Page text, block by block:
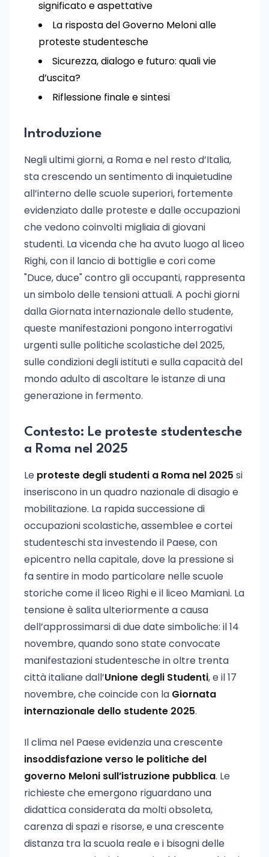
significato e aspettative
La risposta del Governo Meloni alle
proteste studentesche
Sicurezza, dialogo e futuro: quali vie
d’uscita?
Riflessione finale e sintesi
Introduzione
Negli ultimi giorni, a Roma e nel resto d’Italia,
sta crescendo un sentimento di inquietudine
all’interno delle scuole superiori, fortemente
evidenziato dalle proteste e dalle occupazioni
che vedono coinvolti migliaia di giovani
studenti. La vicenda che ha avuto luogo al liceo
Righi, con il lancio di bottiglie e cori come
"Duce, duce" contro gli occupanti, rappresenta
un simbolo delle tensioni attuali. A pochi giorni
dalla Giornata internazionale dello studente,
queste manifestazioni pongono interrogativi
urgenti sulle politiche scolastiche del 2025,
sulle condizioni degli istituti e sulla capacità del
mondo adulto di ascoltare le istanze di una
generazione in fermento.
Contesto: Le proteste studentesche
a Roma nel 2025
Le proteste degli studenti a Roma nel 2025 si
inseriscono in un quadro nazionale di disagio e
mobilitazione. La rapida successione di
occupazioni scolastiche, assemblee e cortei
studenteschi sta investendo il Paese, con
epicentro nella capitale, dove la pressione si
fa sentire in modo particolare nelle scuole
storiche come il liceo Righi e il liceo Mamiani. La
tensione è salita ulteriormente a causa
dell’approssimarsi di due date simboliche: il 14
novembre, quando sono state convocate
manifestazioni studentesche in oltre trenta
città italiane dall’Unione degli Studenti, e il 17
novembre, che coincide con la Giornata
internazionale dello studente 2025.
Il clima nel Paese evidenzia una crescente
insoddisfazione verso le politiche del
governo Meloni sull’istruzione pubblica. Le
richieste che emergono riguardano una
didattica considerata da molti obsoleta,
carenza di spazi e risorse, e una crescente
distanza tra la scuola reale e i bisogni delle